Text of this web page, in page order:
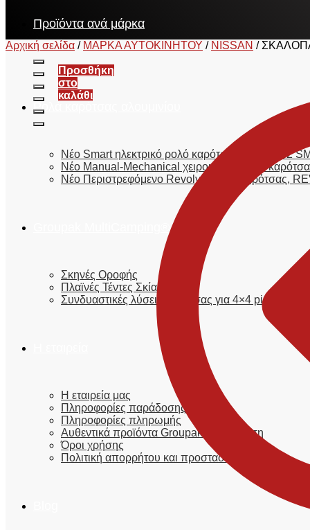
Προϊόντα ανά μάρκα
Ρολά καρότσας αλουμινίου
Νέο Smart ηλεκτρικό ρολό καρότσας, E-ROLL 2
Νέο Manual-Mechanical χειροκίνητο ρολό
Νέο Περιστρεφόμενο Revolver ρολό καρότσας,
Σκηνές Οροφής
Πλαϊνές Τέντες Σκίασης
Συνδυαστικές λύσεις καρότσας για 4×4 pick-up
Η εταιρεία μας
Πληροφορίες παράδοσης
Πληροφορίες πληρωμής
Αυθεντικά προϊόντα Groupak® | Εγγύηση
Όροι χρήσης
Πολιτική απορρήτου και προστασίας
Αρχική σελίδα / ΜΑΡΚΑ ΑΥΤΟΚΙΝΗΤΟΥ / NISSAN /
Προσθήκη
στο
καλάθι